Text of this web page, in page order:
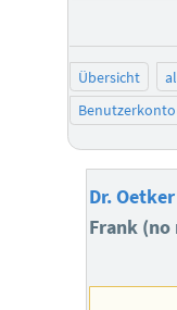
Übersicht
Dr.
Frank (no